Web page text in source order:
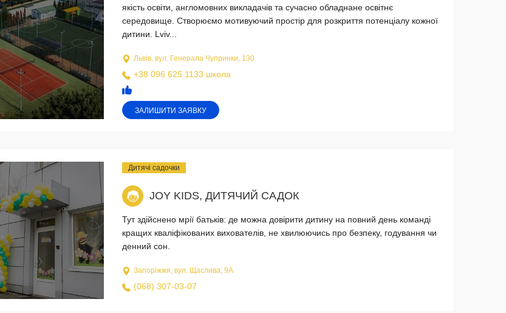
якість освіти, англомовних викладачів та сучасно обладнане освітнє
середовище. Створюємо мотивуючий простір для розкриття потенціалу кожної
дитини. Lviv...
Львів, вул. Генерала Чупринки, 130
+38 096 625 1133 школа
ЗАЛИШИТИ ЗАЯВКУ
Дитячі садочки
JOY KIDS, ДИТЯЧИЙ САДОК
Тут здійснено мрії батьків: де можна довірити дитину на повний день команді
кращих кваліфікованих вихователів, не хвилюючись про безпеку, годування чи
денний сон.
Запоріжжя, вул. Щаслива, 9А
(068) 307-03-07